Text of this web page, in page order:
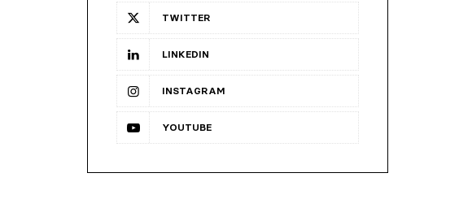
TWITTER
LINKEDIN
INSTAGRAM
YOUTUBE